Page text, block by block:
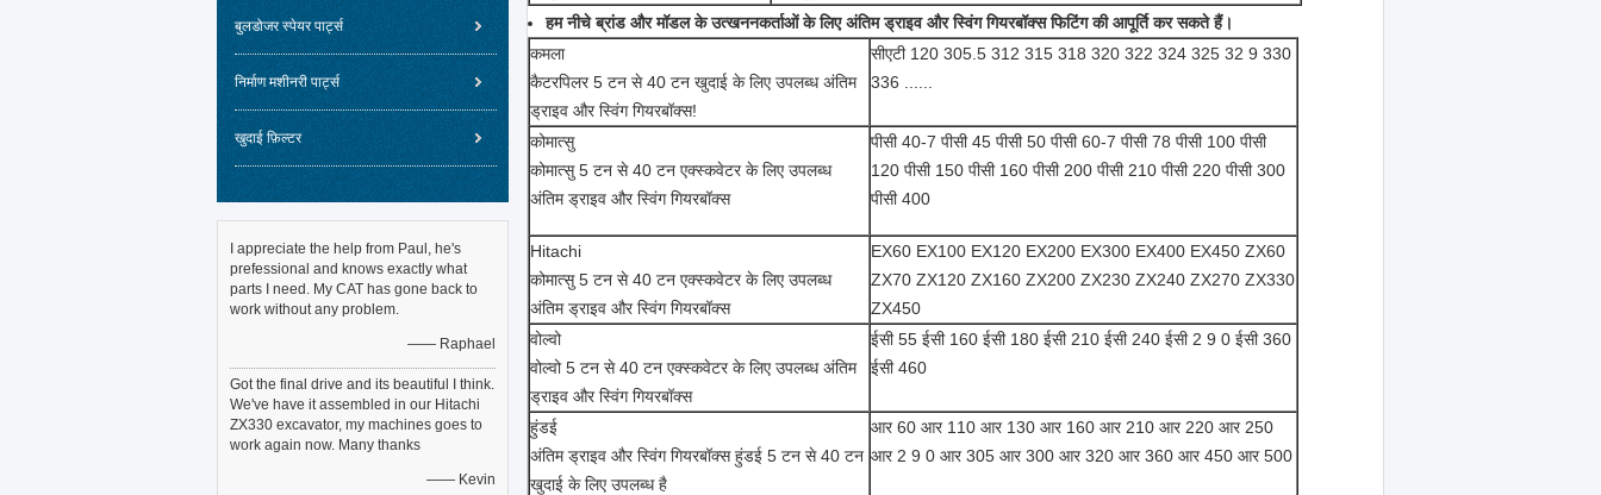
बुलडोजर स्पेयर पार्ट्स
निर्माण मशीनरी पार्ट्स
खुदाई फ़िल्टर
I appreciate the help from Paul, he's
prefessional and knows exactly what
parts I need. My CAT has gone back to
work without any problem.
—— Raphael
Got the final drive and its beautiful I think.
We've have it assembled in our Hitachi
ZX330 excavator, my machines goes to
work again now. Many thanks
—— Kevin
हम नीचे ब्रांड और मॉडल के उत्खननकर्ताओं के लिए अंतिम ड्राइव और स्विंग गियरबॉक्स फिटिंग की आपूर्ति कर सकते हैं।
कमला
कैटरपिलर 5 टन से 40 टन खुदाई के लिए उपलब्ध अंतिम
ड्राइव और स्विंग गियरबॉक्स!
सीएटी 120 305.5 312 315 318 320 322 324 325 32 9 330
336 ......
कोमात्सु
कोमात्सु 5 टन से 40 टन एक्स्कवेटर के लिए उपलब्ध
अंतिम ड्राइव और स्विंग गियरबॉक्स
पीसी 40-7 पीसी 45 पीसी 50 पीसी 60-7 पीसी 78 पीसी 100 पीसी
120 पीसी 150 पीसी 160 पीसी 200 पीसी 210 पीसी 220 पीसी 300
पीसी 400
Hitachi
कोमात्सु 5 टन से 40 टन एक्स्कवेटर के लिए उपलब्ध
अंतिम ड्राइव और स्विंग गियरबॉक्स
EX60 EX100 EX120 EX200 EX300 EX400 EX450 ZX60
ZX70 ZX120 ZX160 ZX200 ZX230 ZX240 ZX270 ZX330
ZX450
वोल्वो
वोल्वो 5 टन से 40 टन एक्स्कवेटर के लिए उपलब्ध अंतिम
ड्राइव और स्विंग गियरबॉक्स
ईसी 55 ईसी 160 ईसी 180 ईसी 210 ईसी 240 ईसी 2 9 0 ईसी 360
ईसी 460
हुंडई
अंतिम ड्राइव और स्विंग गियरबॉक्स हुंडई 5 टन से 40 टन
खुदाई के लिए उपलब्ध है
आर 60 आर 110 आर 130 आर 160 आर 210 आर 220 आर 250
आर 2 9 0 आर 305 आर 300 आर 320 आर 360 आर 450 आर 500